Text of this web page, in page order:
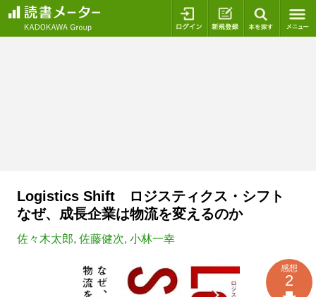
ログイン 新規登録
Logistics Shift ロジスティクス・シフト
なぜ、成長企業は物流を変えるのか
佐々木太郎, 佐藤健次, 小林一幸
感想
2